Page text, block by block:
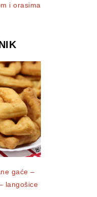
i orasima
gaće –
langošice